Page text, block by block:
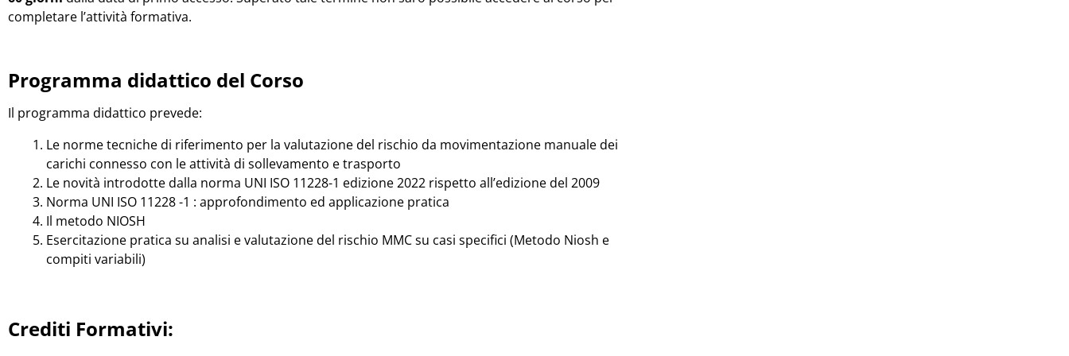
completare l’attività formativa.
Programma didattico del Corso
Il programma didattico prevede:
Le norme tecniche di riferimento per la valutazione del rischio da movimentazione manuale dei
carichi connesso con le attività di sollevamento e trasporto
Le novità introdotte dalla norma UNI ISO 11228-1 edizione 2022 rispetto all’edizione del 2009
Norma UNI ISO 11228 -1 : approfondimento ed applicazione pratica
Il metodo NIOSH
Esercitazione pratica su analisi e valutazione del rischio MMC su casi specifici (Metodo Niosh e
compiti variabili)
Crediti Formativi: